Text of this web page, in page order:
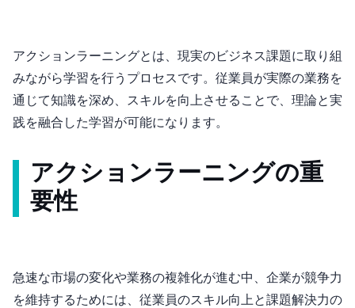
アクションラーニングとは、現実のビジネス課題に取り組
みながら学習を行うプロセスです。従業員が実際の業務を
通じて知識を深め、スキルを向上させることで、理論と実
践を融合した学習が可能になります。
アクションラーニングの重
要性
急速な市場の変化や業務の複雑化が進む中、企業が競争力
を維持するためには、従業員のスキル向上と課題解決力の